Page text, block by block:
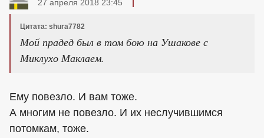
27 апреля 2018 23:45
Цитата: shura7782
Мой прадед был в том бою на Ушакове с
Миклухо Маклаем.
Ему повезло. И вам тоже.
А многим не повезло. И их неслучившимся
потомкам, тоже.